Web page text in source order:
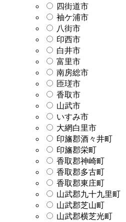
四街道市
袖ケ浦市
八街市
印西市
白井市
富里市
南房総市
匝瑳市
香取市
山武市
いすみ市
大網白里市
印旛郡酒々井町
印旛郡栄町
香取郡神崎町
香取郡多古町
香取郡東庄町
山武郡九十九里町
山武郡芝山町
山武郡横芝光町